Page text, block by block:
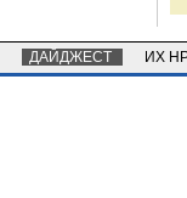
ДАЙДЖЕСТ ИХ